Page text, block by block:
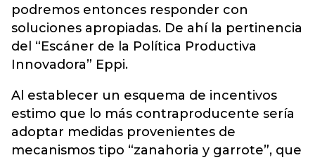
podremos entonces responder con
soluciones apropiadas. De ahí la pertinencia
del “Escáner de la Política Productiva
Innovadora” Eppi.
Al establecer un esquema de incentivos
estimo que lo más contraproducente sería
adoptar medidas provenientes de
mecanismos tipo “zanahoria y garrote”, que